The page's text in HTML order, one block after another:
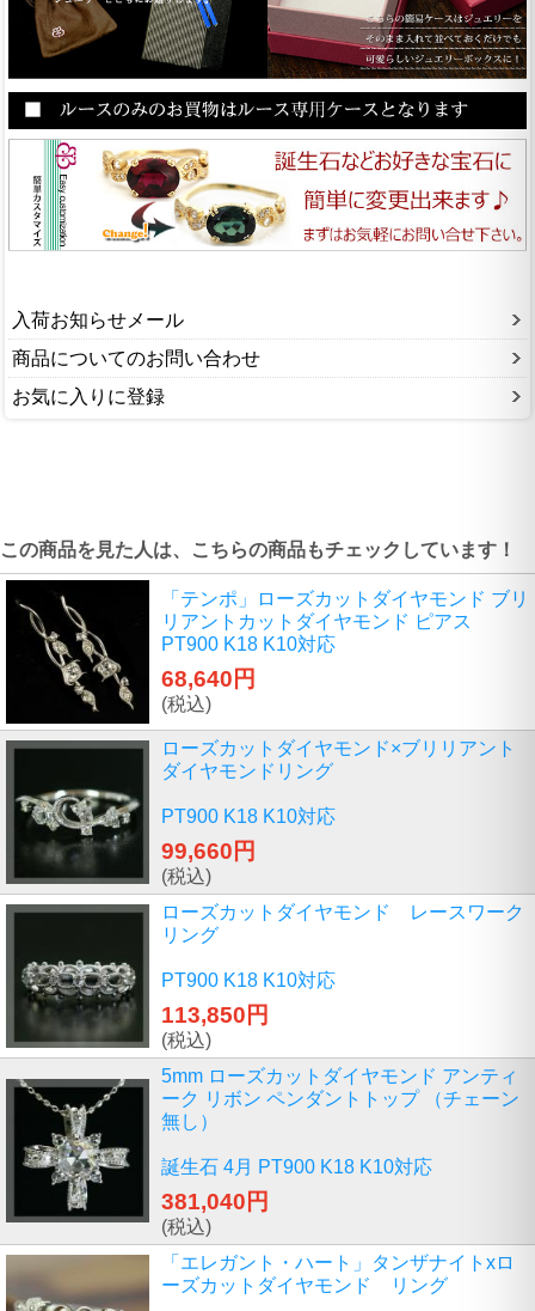
入荷お知らせメール
商品についてのお問い合わせ
お気に入りに登録
この商品を見た人は、こちらの商品もチェックしています！
「テンポ」ローズカットダイヤモンド ブリ
リアントカットダイヤモンド ピアス
PT900 K18 K10対応
68,640円
(税込)
ローズカットダイヤモンド×ブリリアント
ダイヤモンドリング
PT900 K18 K10対応
99,660円
(税込)
ローズカットダイヤモンド レースワーク
リング
PT900 K18 K10対応
113,850円
(税込)
5mm ローズカットダイヤモンド アンティ
ーク リボン ペンダントトップ （チェーン
無し）
誕生石 4月 PT900 K18 K10対応
381,040円
(税込)
「エレガント・ハート」タンザナイトxロ
ーズカットダイヤモンド リング